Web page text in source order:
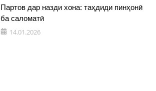
Партов дар назди хона: таҳдиди пинҳонӣ
ба саломатӣ
14.01.2026